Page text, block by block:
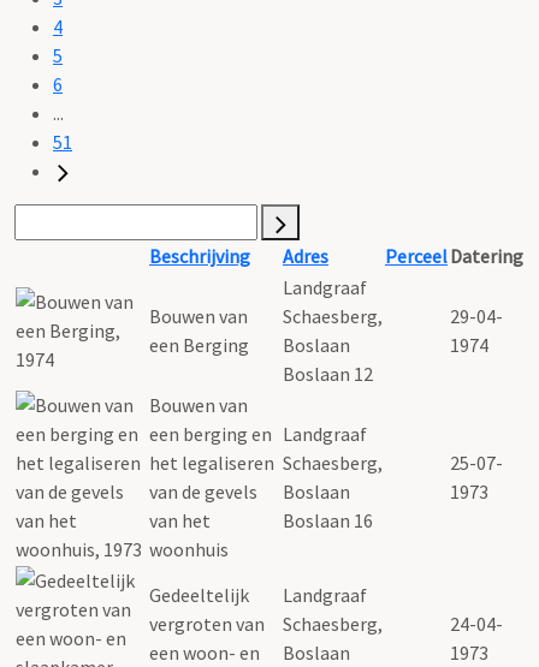
4
5
6
...
51
Beschrijving Adres PerceelDatering
Bouwen van
een Berging
Landgraaf
Schaesberg,
Boslaan
Boslaan 12
29-04-
1974
Bouwen van
een berging en
het legaliseren
van de gevels
van het
woonhuis
Landgraaf
Schaesberg,
Boslaan
Boslaan 16
25-07-
1973
Gedeeltelijk
vergroten van
een woon- en
Landgraaf
Schaesberg,
Boslaan
24-04-
1973